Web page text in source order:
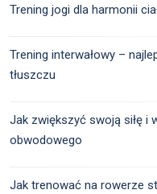
Trening jogi dla harmonii
Trening interwałowy –
tłuszczu
Jak zwiększyć swoją siłę i
obwodowego
Jak trenować na rowerze